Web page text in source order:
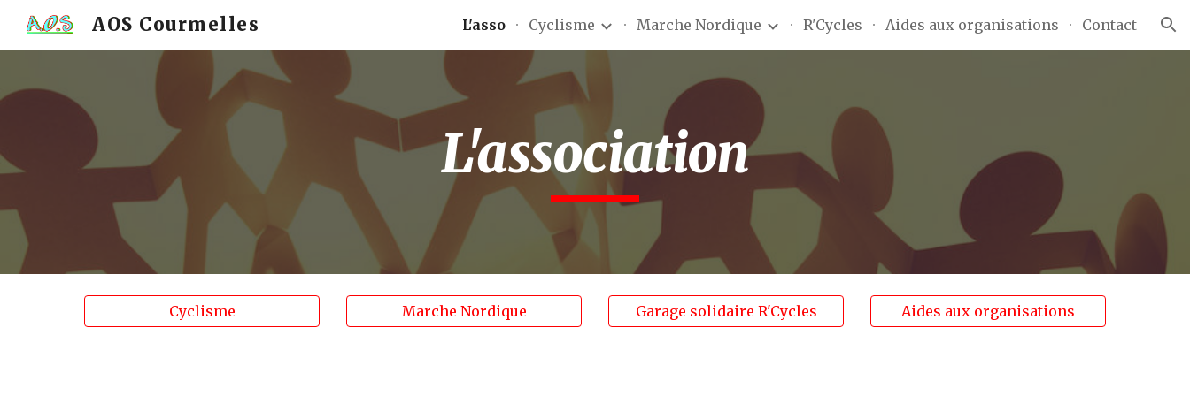
Skip to main content Skip to navigation
AOS Courmelles L'asso Cyclisme Marche Nordique R'Cycles Aides aux organisations Contact
L'association
Cyclisme Marche Nordique Garage solidaire R'Cycles Aides aux organisations